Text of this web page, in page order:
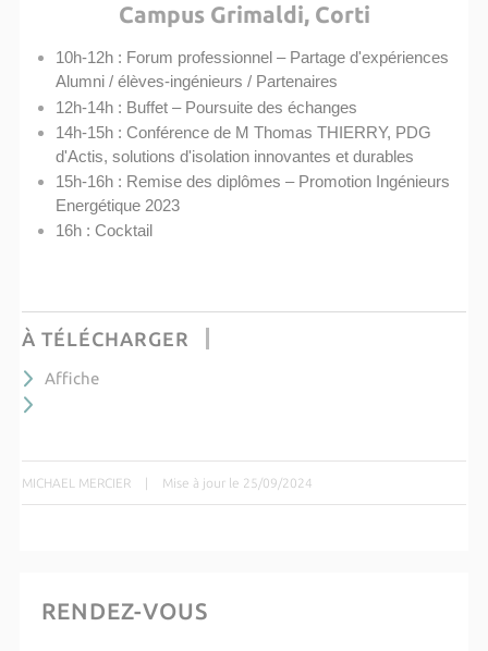
Campus Grimaldi, Corti
10h-12h : Forum professionnel – Partage d'expériences
Alumni / élèves-ingénieurs / Partenaires
12h-14h : Buffet – Poursuite des échanges
14h-15h : Conférence de M Thomas THIERRY, PDG
d'Actis, solutions d'isolation innovantes et durables
15h-16h : Remise des diplômes – Promotion Ingénieurs
Energétique 2023
16h : Cocktail
À TÉLÉCHARGER
Affiche
MICHAEL MERCIER | Mise à jour le 25/09/2024
RENDEZ-VOUS